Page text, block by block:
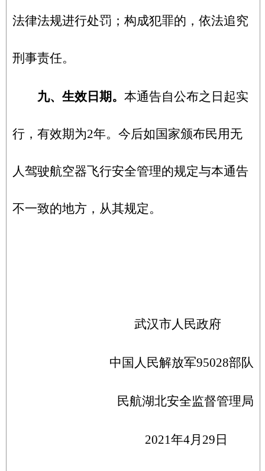
法律法规进行处罚；构成犯罪的，依法追究
刑事责任。
九、生效日期。 本通告自公布之日起实
行，有效期为2年。今后如国家颁布民用无
人驾驶航空器飞行安全管理的规定与本通告
不一致的地方，从其规定。
武汉市人民政府
中国人民解放军95028部队
民航湖北安全监督管理局
2021年4月29日